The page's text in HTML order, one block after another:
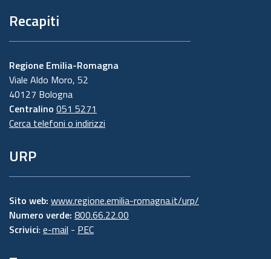
Recapiti
Regione Emilia-Romagna
Viale Aldo Moro, 52
40127 Bologna
Centralino 051 5271
Cerca telefoni o indirizzi
URP
Sito web: www.regione.emilia-romagna.it/urp/
Numero verde: 800.66.22.00
Scrivici: e-mail - PEC